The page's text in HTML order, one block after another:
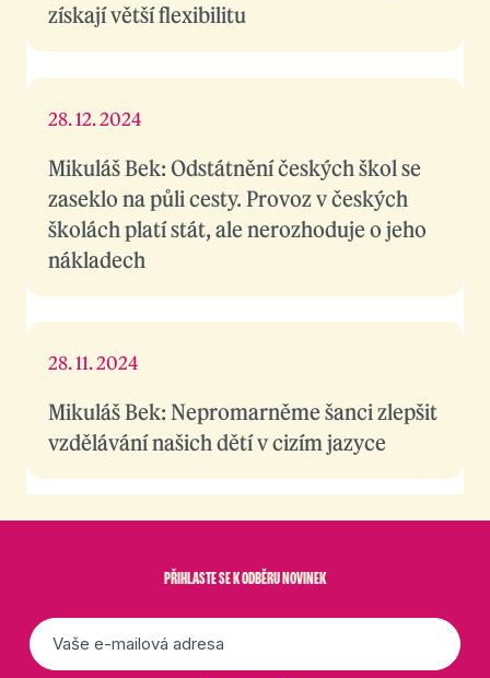
získají větší flexibilitu
Mikuláš Bek: Odstátnění českých škol se
zaseklo na půli cesty. Provoz v českých
školách platí stát, ale nerozhoduje o jeho
nákladech
28. 12. 2024
Mikuláš Bek: Nepromarněme šanci zlepšit
vzdělávání našich dětí v cizím jazyce
28. 11. 2024
PŘIHLASTE SE K ODBĚRU NOVINEK
E-
mail*